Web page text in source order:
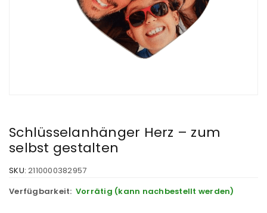
Schlüsselanhänger Herz – zum
selbst gestalten
SKU: 2110000382957
Verfügbarkeit: Vorrätig (kann nachbestellt werden)